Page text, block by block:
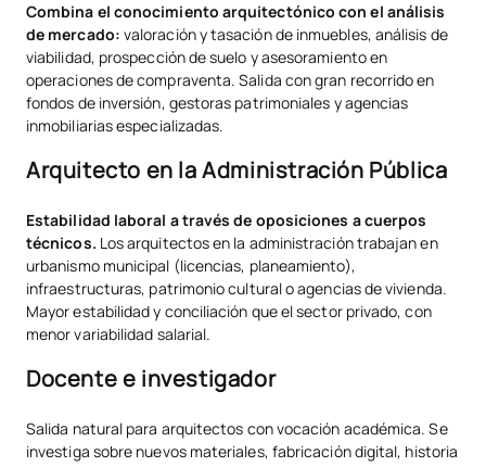
Combina el conocimiento arquitectónico con el análisis
de mercado: valoración y tasación de inmuebles, análisis de
viabilidad, prospección de suelo y asesoramiento en
operaciones de compraventa. Salida con gran recorrido en
fondos de inversión, gestoras patrimoniales y agencias
inmobiliarias especializadas.
Arquitecto en la Administración Pública
Estabilidad laboral a través de oposiciones a cuerpos
técnicos. Los arquitectos en la administración trabajan en
urbanismo municipal (licencias, planeamiento),
infraestructuras, patrimonio cultural o agencias de vivienda.
Mayor estabilidad y conciliación que el sector privado, con
menor variabilidad salarial.
Docente e investigador
Salida natural para arquitectos con vocación académica. Se
investiga sobre nuevos materiales, fabricación digital, historia